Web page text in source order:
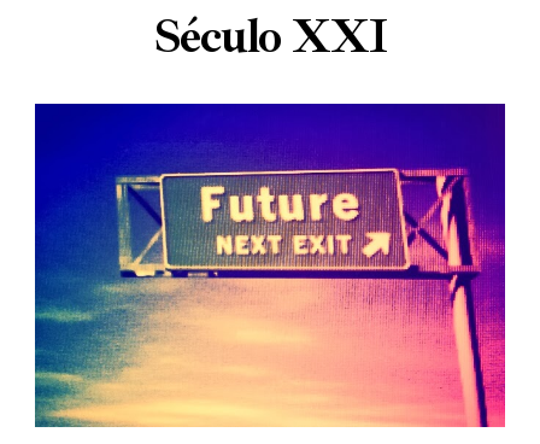
Século XXI